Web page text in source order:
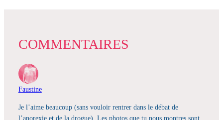
COMMENTAIRES
Faustine
Je l’aime beaucoup (sans vouloir rentrer dans le débat de
l’anorexie et de la drogue). Les photos que tu nous montres sont